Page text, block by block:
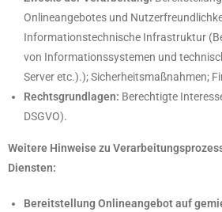
Onlineangebotes und
Informationstechnische Infrastruktur
von Informationssystemen und
Server etc.).); Sicherheitsmaßnahmen;
Rechtsgrundlagen: Berechtigte
DSGVO).
Weitere Hinweise zu
Diensten:
Bereitstellung Onlineangebot auf